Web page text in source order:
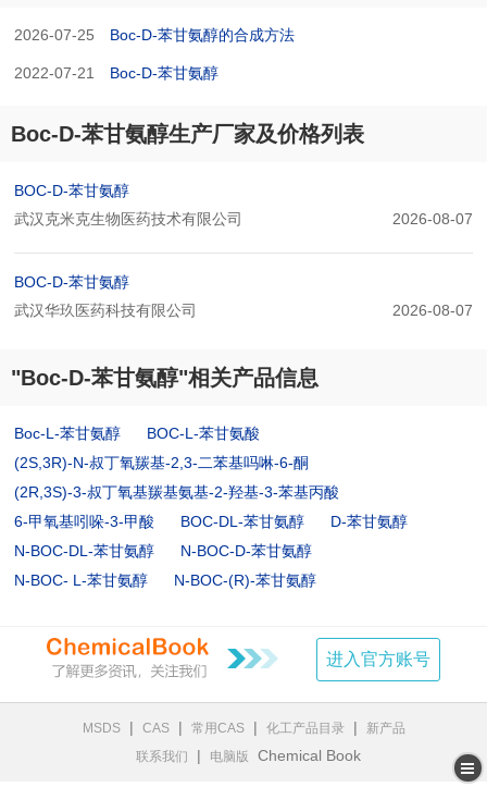
2026-07-25 Boc-D-苯甘氨醇的合成方法
2022-07-21 Boc-D-苯甘氨醇
Boc-D-苯甘氨醇生产厂家及价格列表
BOC-D-苯甘氨醇
武汉克米克生物医药技术有限公司
2026-08-07
BOC-D-苯甘氨醇
武汉华玖医药科技有限公司
2026-08-07
"Boc-D-苯甘氨醇"相关产品信息
Boc-L-苯甘氨醇
BOC-L-苯甘氨酸
(2S,3R)-N-叔丁氧羰基-2,3-二苯基吗啉-6-酮
(2R,3S)-3-叔丁氧基羰基氨基-2-羟基-3-苯基丙酸
6-甲氧基吲哚-3-甲酸
BOC-DL-苯甘氨醇
D-苯甘氨醇
N-BOC-DL-苯甘氨醇
N-BOC-D-苯甘氨醇
N-BOC- L-苯甘氨醇
N-BOC-(R)-苯甘氨醇
进入官方账号
MSDS | CAS | 常用CAS | 化工产品目录 |
新产品
联系我们
| 电脑版 Chemical Book